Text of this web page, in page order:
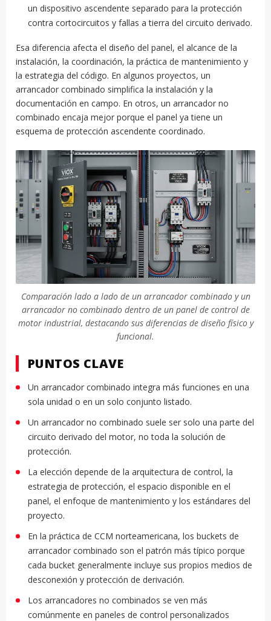
un dispositivo ascendente separado para la protección
contra cortocircuitos y fallas a tierra del circuito derivado.
Esa diferencia afecta el diseño del panel, el alcance de la
instalación, la coordinación, la práctica de mantenimiento y
la estrategia del código. En algunos proyectos, un
arrancador combinado simplifica la instalación y la
documentación en campo. En otros, un arrancador no
combinado encaja mejor porque el panel ya tiene un
esquema de protección ascendente coordinado.
Comparación lado a lado de un arrancador combinado y un
arrancador no combinado dentro de un panel de control de
motor industrial, destacando sus diferencias de diseño físico y
funcional.
PUNTOS CLAVE
Un arrancador combinado integra más funciones en una
sola unidad o en un solo conjunto listado.
Un arrancador no combinado suele ser solo una parte del
circuito derivado del motor, no toda la solución de
protección.
La elección depende de la arquitectura de control, la
estrategia de protección, el espacio disponible en el
panel, el enfoque de mantenimiento y los estándares del
proyecto.
En la práctica de CCM norteamericana, los buckets de
arrancador combinado son el patrón más típico porque
cada bucket generalmente incluye sus propios medios de
desconexión y protección de derivación.
Los arrancadores no combinados se ven más
comúnmente en paneles de control personalizados